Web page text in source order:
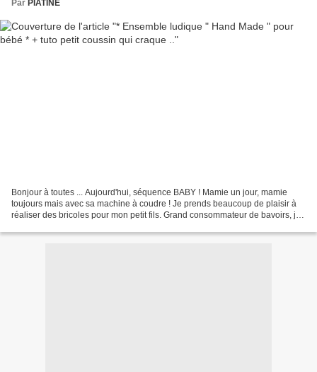
Par PIATINE
Bonjour à toutes ... Aujourd'hui, séquence BABY ! Mamie un jour, mamie
toujours mais avec sa machine à coudre ! Je prends beaucoup de plaisir à
réaliser des bricoles pour mon petit fils. Grand consommateur de bavoirs, je